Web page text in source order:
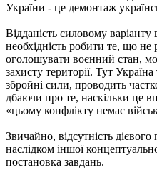
України - це демонтаж
Відданість силовому
необхідність робити те, що не
оголошувати воєнний стан,
захисту території. Тут
збройні сили, проводить
дбаючи про те, наскільки це
«цьому конфлікту немає
Звичайно, відсутність
наслідком іншої
постановка завдань.